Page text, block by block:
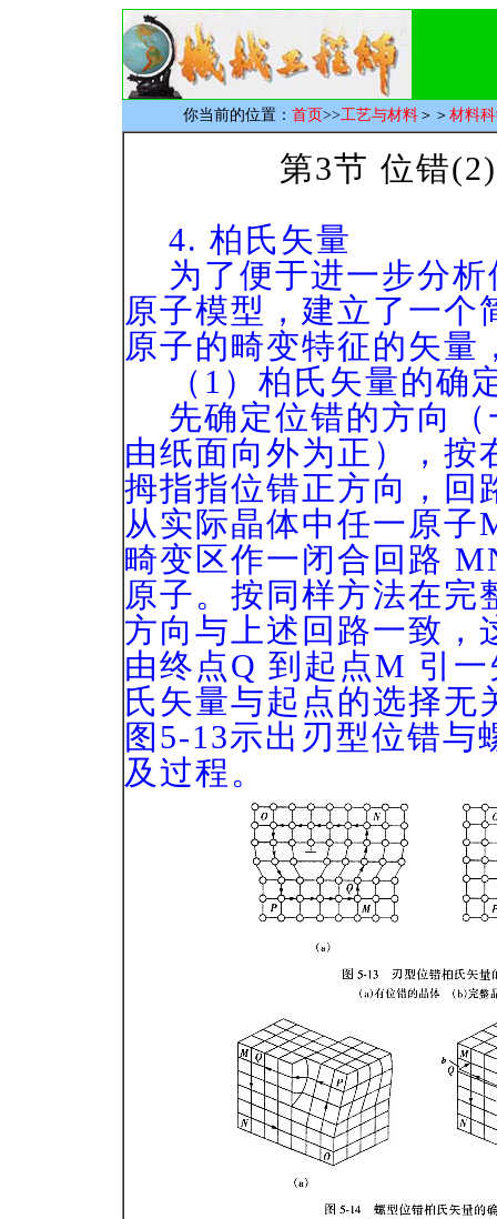
你当前的位置： 首页>>工艺与材料 ＞＞ 材料
第3节 位错(2)
4. 柏氏矢量
为了便于进一步分析
原子模型，建立了一个
原子的畸变特征的矢量
（1）柏氏矢量的确
先确定位错的方向（
由纸面向外为正），按
拇指指位错正方向，回
从实际晶体中任一原子
畸变区作一闭合回路
原子。按同样方法在完
方向与上述回路一致
由终点Q 到起点M 引
氏矢量与起点的选择无
图5-13示出刃型位错与
及过程。